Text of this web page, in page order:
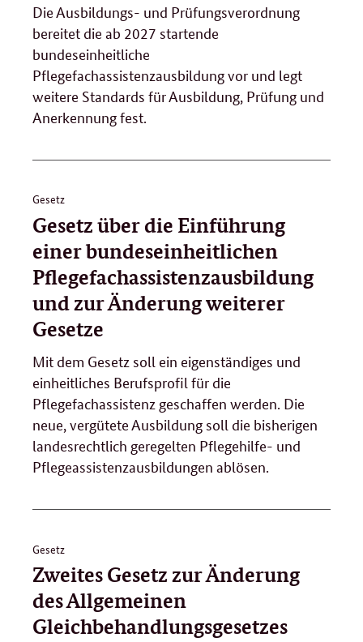
Die Ausbildungs- und Prüfungsverordnung
bereitet die ab 2027 startende
bundeseinheitliche
Pflegefachassistenzausbildung vor und legt
weitere Standards für Ausbildung, Prüfung und
Anerkennung fest.
Gesetz
Gesetz über die Einführung
einer bundeseinheitlichen
Pflegefachassistenzausbildung
und zur Änderung weiterer
Gesetze
Mit dem Gesetz soll ein eigenständiges und
einheitliches Berufsprofil für die
Pflegefachassistenz geschaffen werden. Die
neue, vergütete Ausbildung soll die bisherigen
landesrechtlich geregelten Pflegehilfe- und
Pflegeassistenzausbildungen ablösen.
Gesetz
Zweites Gesetz zur Änderung
des Allgemeinen
Gleichbehandlungsgesetzes